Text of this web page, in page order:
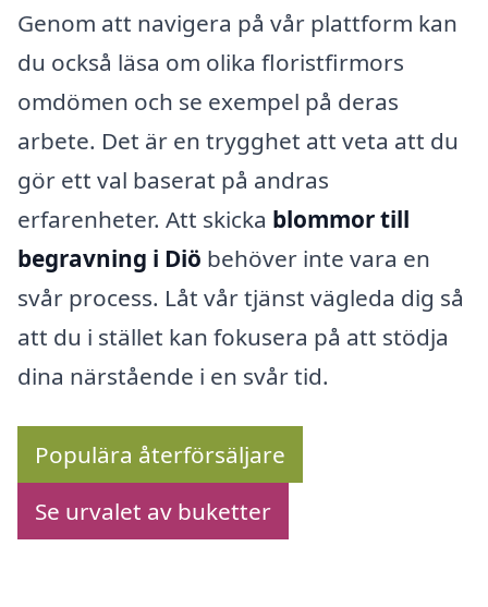
Genom att navigera på vår plattform kan
du också läsa om olika floristfirmors
omdömen och se exempel på deras
arbete. Det är en trygghet att veta att du
gör ett val baserat på andras
erfarenheter. Att skicka blommor till
begravning i Diö behöver inte vara en
svår process. Låt vår tjänst vägleda dig så
att du i stället kan fokusera på att stödja
dina närstående i en svår tid.
Populära återförsäljare
Se urvalet av buketter